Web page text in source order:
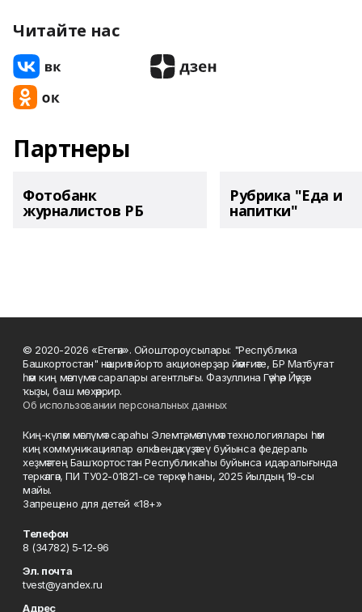
Читайте нас
Партнеры
Фотобанк
журналистов РБ
Рубрика "Еда и
напитки"
© 2020-2026 «Етегән». Ойоштороусылары: "Республика
Башкортостан" нәшриәт йорто акционерҙар йәмғиәте, БР Матбуғат
һәм киң мәғлүмәт саралары агентлығы. Фазуллина Гәүһәр Йәүҙәт
ҡыҙы, баш мөхәррир.
Об использовании персональных данных
Киң-күләм мәғлүмәт сараһы Элемтә, мәғлүмәт технологиялары һәм
киң коммуникациялар өлкәһендә күҙәтеү буйынса федераль
хеҙмәттең Башҡортостан Республикаһы буйынса идаралығында
теркәлгән, ПИ ТУ02-01821-се теркәү һаны, 2025 йылдың 19-сы
майы.
Запрещено для детей «18+»
Телефон
8 (34782) 5-12-96
Эл. почта
tvest@yandex.ru
Адрес